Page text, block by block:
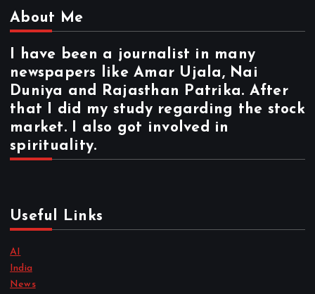
About Me
I have been a journalist in many
newspapers like Amar Ujala, Nai
Duniya and Rajasthan Patrika. After
that I did my study regarding the stock
market. I also got involved in
spirituality.
Useful Links
AI
India
News